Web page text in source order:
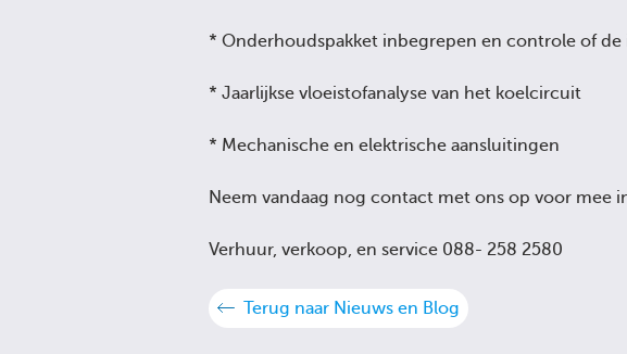
* Onderhoudspakket inbegrepen en controle of
* Jaarlijkse vloeistofanalyse van het koelcircuit
* Mechanische en elektrische aansluitingen
Neem vandaag nog contact met ons op voor mee
Verhuur, verkoop, en service 088- 258 2580
Terug naar Nieuws en Blog